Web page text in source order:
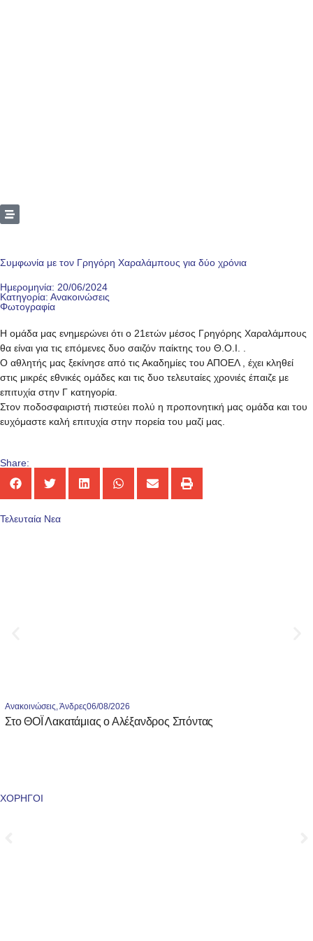
Συμφωνία με τον Γρηγόρη Χαραλάμπους για δύο χρόνια
Ημερομηνία: 20/06/2024
Κατηγορία: Ανακοινώσεις
Φωτογραφία
Η ομάδα μας ενημερώνει ότι ο 21ετών μέσος Γρηγόρης Χαραλάμπους
θα είναι για τις επόμενες δυο σαιζόν παίκτης του Θ.Ο.Ι. .
Ο αθλητής μας ξεκίνησε από τις Ακαδημίες του ΑΠΟΕΛ , έχει κληθεί
στις μικρές εθνικές ομάδες και τις δυο τελευταίες χρονιές έπαιζε με
επιτυχία στην Γ κατηγορία.
Στον ποδοσφαιριστή πιστεύει πολύ η προπονητική μας ομάδα και του
ευχόμαστε καλή επιτυχία στην πορεία του μαζί μας.
Share:
Τελευταία Νεα
Ανακοινώσεις,Άνδρες06/08/2026
Στο ΘΟΪ Λακατάμιας ο Αλέξανδρος Σπόντας
ΧΟΡΗΓΟΙ